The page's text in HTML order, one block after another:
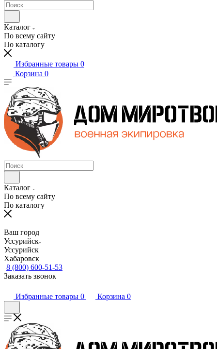
Каталог
По всему сайту
По каталогу
Избранные товары 0
Корзина 0
Каталог
По всему сайту
По каталогу
Ваш город
Уссурийск
Уссурийск
Хабаровск
8 (800) 600-51-53
Заказать звонок
Избранные товары 0 Корзина 0